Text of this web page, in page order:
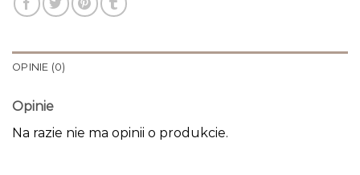
OPINIE (0)
Opinie
Na razie nie ma opinii o produkcie.